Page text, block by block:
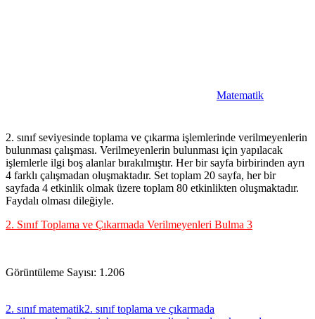
Matematik
2. sınıf seviyesinde toplama ve çıkarma işlemlerinde verilmeyenlerin
bulunması çalışması. Verilmeyenlerin bulunması için yapılacak
işlemlerle ilgi boş alanlar bırakılmıştır. Her bir sayfa birbirinden ayrı
4 farklı çalışmadan oluşmaktadır. Set toplam 20 sayfa, her bir
sayfada 4 etkinlik olmak üzere toplam 80 etkinlikten oluşmaktadır.
Faydalı olması dileğiyle.
2. Sınıf Toplama ve Çıkarmada Verilmeyenleri Bulma 3
Görüntüleme Sayısı: 1.206
2. sınıf matematik2. sınıf toplama ve çıkarmada